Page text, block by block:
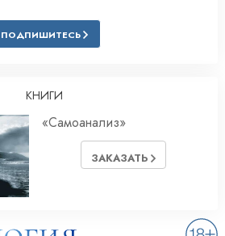
ПОДПИШИТЕСЬ
КНИГИ
«Самоанализ»
ЗАКАЗАТЬ